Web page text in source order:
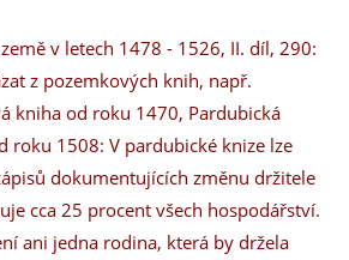
země v letech 1478 - 1526, II. díl, 290:
z pozemkových knih, např.
kniha od roku 1470, Pardubická
roku 1508: V pardubické knize lze
dokumentujících změnu držitele
cca 25 procent všech hospodářství.
ani jedna rodina, která by držela